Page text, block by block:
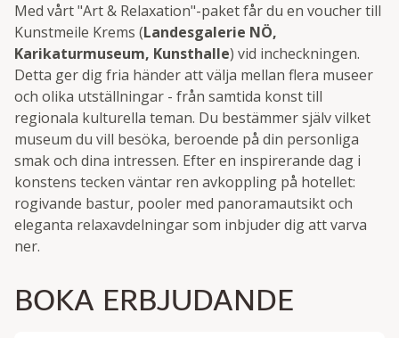
Med vårt "Art & Relaxation"-paket får du en voucher till
Kunstmeile Krems (Landesgalerie NÖ,
Karikaturmuseum, Kunsthalle) vid incheckningen.
Detta ger dig fria händer att välja mellan flera museer
och olika utställningar - från samtida konst till
regionala kulturella teman. Du bestämmer själv vilket
museum du vill besöka, beroende på din personliga
smak och dina intressen. Efter en inspirerande dag i
konstens tecken väntar ren avkoppling på hotellet:
rogivande bastur, pooler med panoramautsikt och
eleganta relaxavdelningar som inbjuder dig att varva
ner.
BOKA ERBJUDANDE